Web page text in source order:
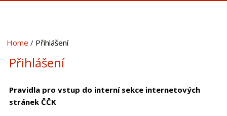
Home Přihlášení
Přihlášení
Pravidla pro vstup do interní sekce internetových
stránek ČČK